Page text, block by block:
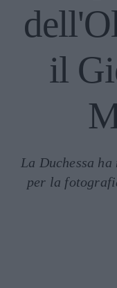
il
La Duchessa
per la